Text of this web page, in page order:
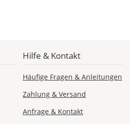
Hilfe & Kontakt
Häufige Fragen & Anleitungen
Zahlung & Versand
Anfrage & Kontakt